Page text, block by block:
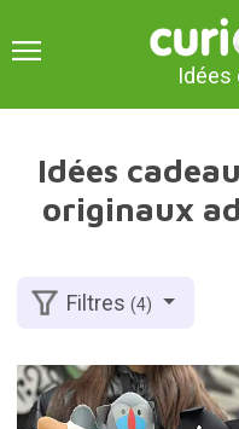
Idées
Idées
originaux
Filtres(4)